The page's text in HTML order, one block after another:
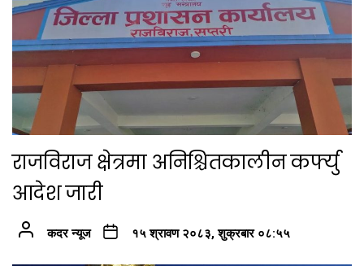
राजविराज क्षेत्रमा अनिश्चितकालीन कर्फ्यु
आदेश जारी
कदर न्यूज १५ श्रावण २०८३, शुक्रबार ०८:५५